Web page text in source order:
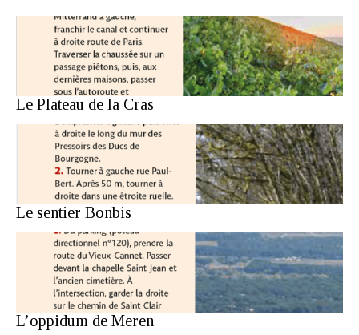
Le Plateau de la Cras
Le sentier Bonbis
L’oppidum de Meren